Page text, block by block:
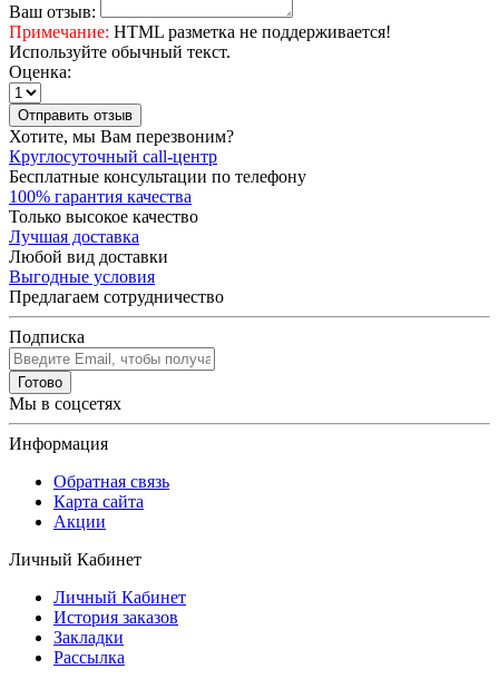
Ваш отзыв:
Примечание: HTML разметка не поддерживается!
Используйте обычный текст.
Оценка:
Отправить отзыв
Хотите, мы Вам перезвоним?
Круглосуточный call-центр
Бесплатные консультации по телефону
100% гарантия качества
Только высокое качество
Лучшая доставка
Любой вид доставки
Выгодные условия
Предлагаем сотрудничество
Подписка
Готово
Мы в соцсетях
Информация
Обратная связь
Карта сайта
Акции
Личный Кабинет
Личный Кабинет
История заказов
Закладки
Рассылка